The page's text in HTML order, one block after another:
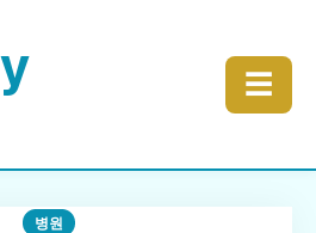
☰
병원